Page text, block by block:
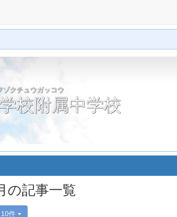
ゾクチュウガッコウ
校附属中学校
の記事一覧
10件